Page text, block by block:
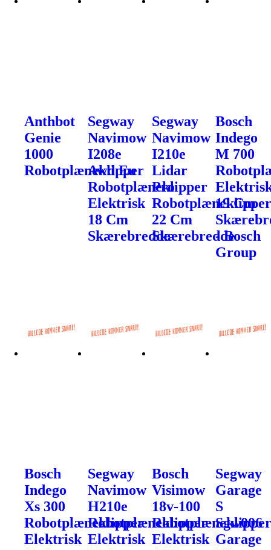
Anthbot
Genie
1000
Robotplæneklipper
Segway
Navimow
I208e
Awd Eu
Robotplæneklipper
Elektrisk
18 Cm
Skærebredde
Segway
Navimow
I210e
Lidar
Pro
Robotplæneklipper
22 Cm
Skærebredde
Bosch
Indego
M 700
19 Cm
- Bosch
Group
Bosch
Indego
Xs 300
Robotplæneklipper
Elektrisk
Segway
Navimow
H210e
Robotplæneklipper
Elektrisk
Bosch
Visimow
18v-100
Robotplæneklipper
Elektrisk
Segway
Garage
S
Sgw006
Garage